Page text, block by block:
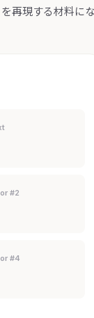
再現する材料に
#2
#4